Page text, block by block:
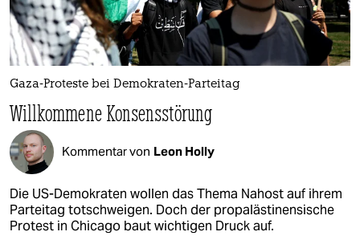
Gaza-Proteste bei Demokraten-Parteitag
Willkommene Konsensstörung
Kommentar von Leon Holly
Die US-Demokraten wollen das Thema Nahost auf ihrem
Parteitag totschweigen. Doch der propalästinensische
Protest in Chicago baut wichtigen Druck auf.